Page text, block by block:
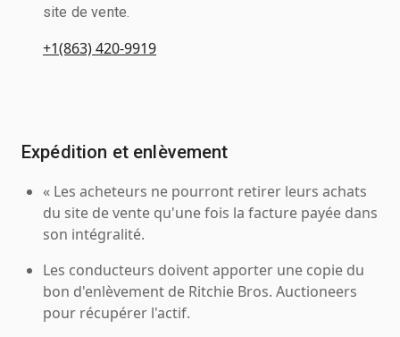
site de vente.
+1(863) 420-9919
Expédition et enlèvement
« Les acheteurs ne pourront retirer leurs achats
du site de vente qu'une fois la facture payée dans
son intégralité.
Les conducteurs doivent apporter une copie du
bon d'enlèvement de Ritchie Bros. Auctioneers
pour récupérer l'actif.